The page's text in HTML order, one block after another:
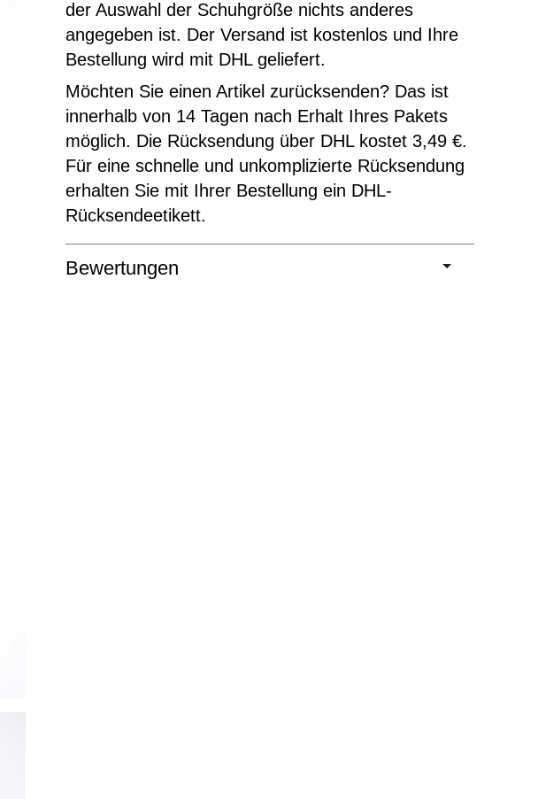
der Auswahl der Schuhgröße nichts anderes
angegeben ist. Der Versand ist kostenlos und Ihre
Bestellung wird mit DHL geliefert.
Möchten Sie einen Artikel zurücksenden? Das ist
innerhalb von 14 Tagen nach Erhalt Ihres Pakets
möglich. Die Rücksendung über DHL kostet 3,49 €.
Für eine schnelle und unkomplizierte Rücksendung
erhalten Sie mit Ihrer Bestellung ein DHL-
Rücksendeetikett.
Bewertungen